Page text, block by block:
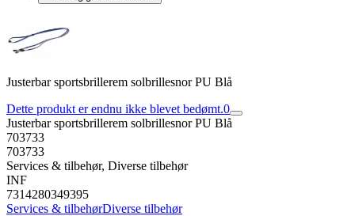
Justerbar sportsbrillerem solbrillesnor PU Blå
Dette produkt er endnu ikke blevet bedømt.0
Justerbar sportsbrillerem solbrillesnor PU Blå
703733
703733
Services & tilbehør, Diverse tilbehør
INF
7314280349395
Services & tilbehørDiverse tilbehør